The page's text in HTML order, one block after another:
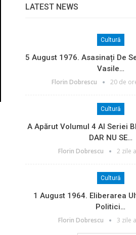
LATEST NEWS
Cultură
5 August 1976. Asasinați De
Vasile…
Florin Dobrescu 20 de
Cultură
A Apărut Volumul 4 Al Seriei
DAR NU SE…
Florin Dobrescu 2 zile
Cultură
1 August 1964. Eliberarea
Politici…
Florin Dobrescu 3 zile